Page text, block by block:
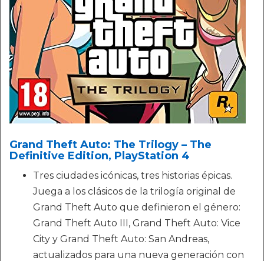
Grand Theft Auto: The Trilogy – The
Definitive Edition, PlayStation 4
Tres ciudades icónicas, tres historias épicas.
Juega a los clásicos de la trilogía original de
Grand Theft Auto que definieron el género:
Grand Theft Auto III, Grand Theft Auto: Vice
City y Grand Theft Auto: San Andreas,
actualizados para una nueva generación con